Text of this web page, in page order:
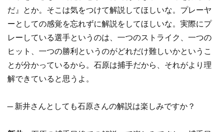
だ』とか。そこは気をつけて解説してほしいな。プレーヤ
ーとしての感覚を忘れずに解説をしてほしいな。実際にプ
レーしている選手というのは、一つのストライク、一つの
ヒット、一つの勝利というのがどれだけ難しいかというこ
とが分かっているから。石原は捕手だから、それがより理
解できていると思うよ。
─ 新井さんとしても石原さんの解説は楽しみですか？